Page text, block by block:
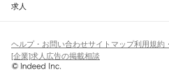
天草市合志市植木町下益城郡玉名郡菊
球磨郡天草郡
千丁駅新八代駅八代駅
阿蘇高原線
職種を追加・変更
飲食・フードサービスすべて
ホールスタッフキッチンスタッフ
パン屋（ベーカリー）
飲食店（
人気
日払いOK高校生歓迎
雇用形態を追加・変更
求人
ヘルプ・お問い合わせサイトマップ利用規約
[企業]求人広告の掲載相談